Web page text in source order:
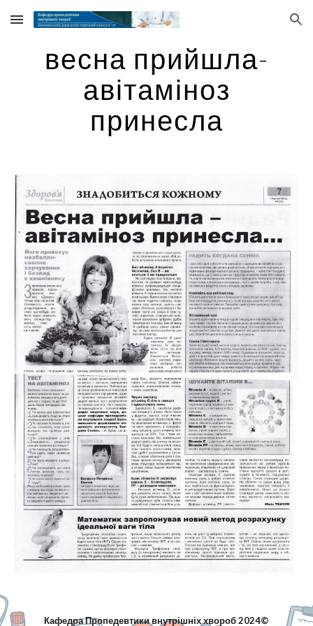
Skip to main content Skip to navigation
весна прийшла-
авітаміноз
принесла
Кафедра Пропедевтики внутрішніх хвороб 2024©